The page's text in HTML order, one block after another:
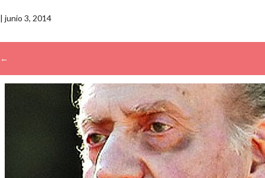
| junio 3, 2014
←